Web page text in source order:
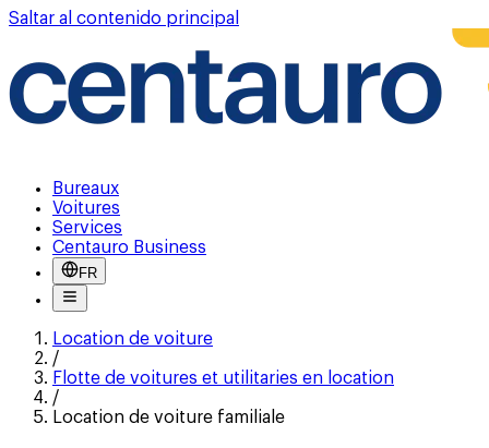
Saltar al contenido principal
Bureaux
Voitures
Services
Centauro Business
FR
Location de voiture
/
Flotte de voitures et utilitaries en location
/
Location de voiture familiale